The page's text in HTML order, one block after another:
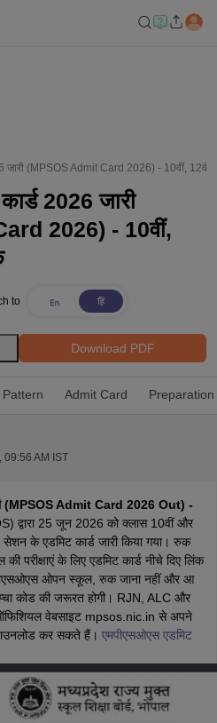
TN 11th Arrear Result 2026
Marksheet 2026
CBSE Second
Class 12 Result Link 2026
Punjab
2026 Second Exam
CBSE 10th
Inter Supplementary Question
10th Goa Board SSC PSEB 10th
Goa Board HSSC PSEB 12th
School AdmissionMGGS School
Schools in Gurgaon
Bihar
Gujarati Medium Schools in India
जारी (MPSOS Admit Card 2026) - 10वीं, 12वीं
2026 जारी
2026) - 10वीं,
to
Download PDF
Pattern Admit Card Preparation
09:56 AM IST
(MPSOS Admit Card 2026 Out) -
द्वारा 25 जून 2026 को क्लास 10वीं और
के एडमिट कार्ड जारी किया गया। रुक
के लिए एडमिट कार्ड नीचे दिए लिंक
ओपन स्कूल, रुक जाना नहीं और आ
कोड की जरूरत होगी। RJN, ALC और
वेबसाइट mpsos.nic.in से अपने
कर सकते हैं। एमपीएसओएस एडमिट